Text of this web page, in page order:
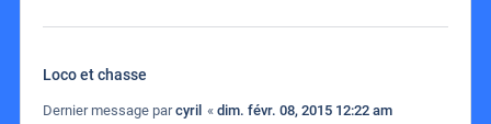
Loco et chasse
Dernier message parcyril « dim. févr. 08, 2015 12:22 am